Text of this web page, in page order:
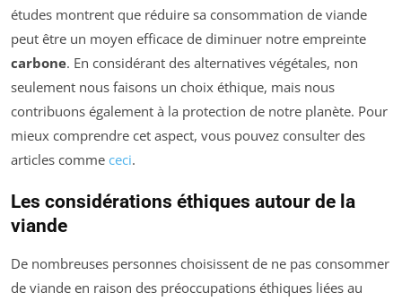
études montrent que réduire sa consommation de viande
peut être un moyen efficace de diminuer notre empreinte
carbone. En considérant des alternatives végétales, non
seulement nous faisons un choix éthique, mais nous
contribuons également à la protection de notre planète. Pour
mieux comprendre cet aspect, vous pouvez consulter des
articles comme ceci.
Les considérations éthiques autour de la
viande
De nombreuses personnes choisissent de ne pas consommer
de viande en raison des préoccupations éthiques liées au